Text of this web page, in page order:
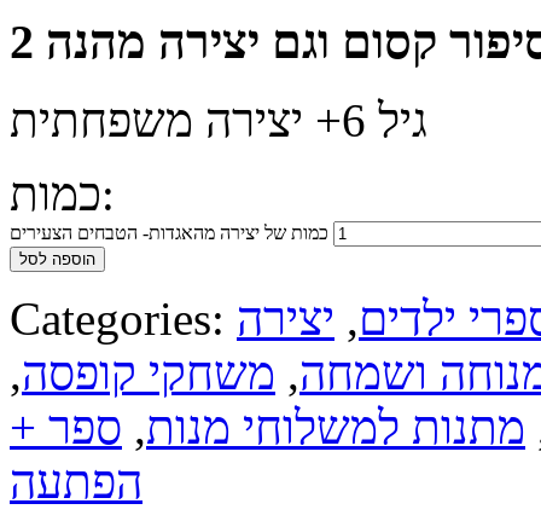
גיל 6+ יצירה משפחתית
כמות:
כמות של יצירה מהאגדות- הטבחים הצעירים
הוספה לסל
Categories: ילדים, יצירה
ושמחה, משחקי קופסה,
מתנות למשלוחי מנות, ספר +
הפתעה